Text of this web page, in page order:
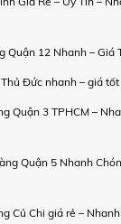
Quận 12 Nhanh – Giá
Đức nhanh – giá
Quận 3 TPHCM –
Quận 5 Nhanh
Củ Chi giá rẻ –